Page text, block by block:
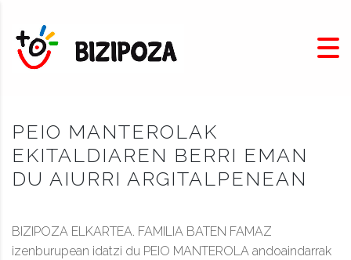
PEIO MANTEROLAK
EKITALDIAREN BERRI EMAN
DU AIURRI ARGITALPENEAN
BIZIPOZA ELKARTEA. FAMILIA BATEN FAMAZ
izenburupean idatzi du PEIO MANTEROLA andoaindarrak